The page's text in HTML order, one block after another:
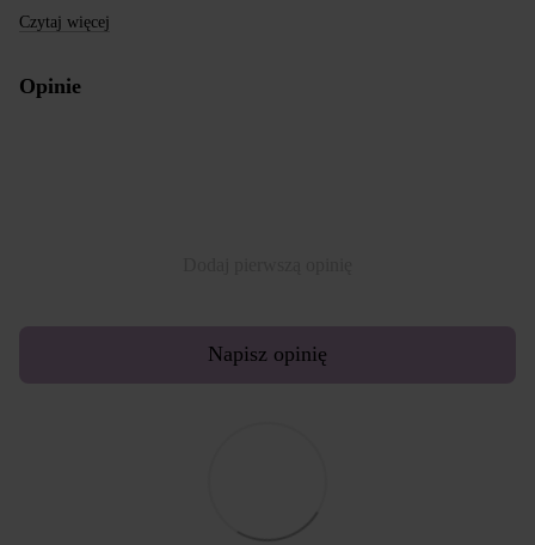
Czytaj więcej
Opinie
Napisz opinię